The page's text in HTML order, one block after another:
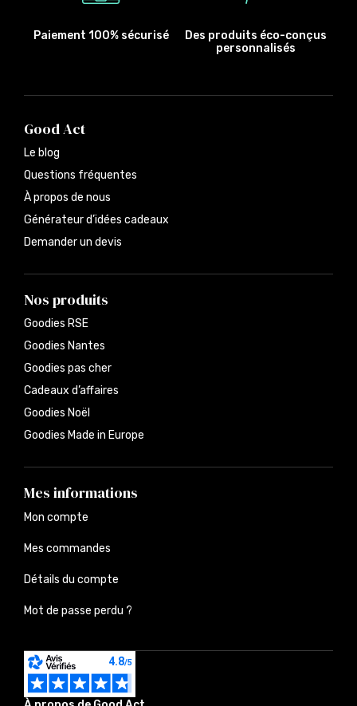
Paiement 100% sécurisé
Des produits éco-conçus
personnalisés
Good Act
Le blog
Questions fréquentes
À propos de nous
Générateur d’idées cadeaux
Demander un devis
Nos produits
Goodies RSE
Goodies Nantes
Goodies pas cher
Cadeaux d’affaires
Goodies Noël
Goodies Made in Europe
Mes informations
Mon compte
Mes commandes
Détails du compte
Mot de passe perdu ?